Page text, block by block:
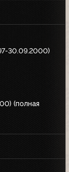
30.09.2000)
(полная